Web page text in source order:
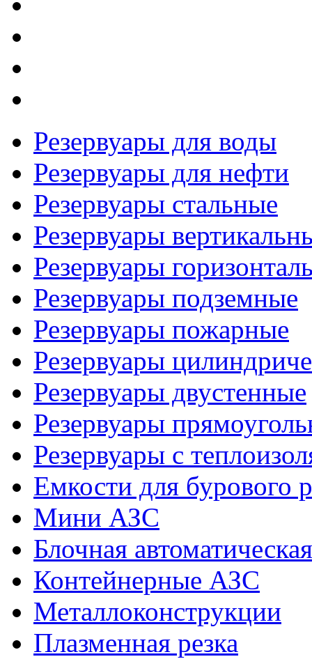
Резервуары для воды
Резервуары для нефти
Резервуары стальные
Резервуары
Резервуары
Резервуары подземные
Резервуары пожарные
Резервуары
Резервуары двустенные
Резервуары
Резервуары с
Емкости для бурового
Мини АЗС
Блочная
Контейнерные АЗС
Металлоконструкции
Плазменная резка